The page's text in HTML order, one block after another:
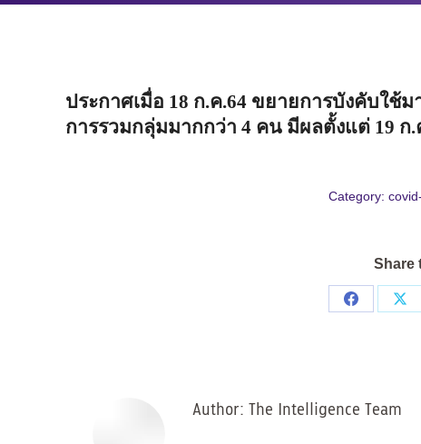
ประกาศเมื่อ 18 ก.ค.64 ขยายการบังคับใช้ม
การรวมกลุ่มมากกว่า 4 คน มีผลตั้งแต่ 19 ก.
Category:
Share
Share
Author: The Intelligence Team